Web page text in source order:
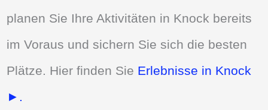
planen Sie Ihre Aktivitäten in Knock bereits
im Voraus und sichern Sie sich die besten
Plätze. Hier finden Sie Erlebnisse in Knock
►.